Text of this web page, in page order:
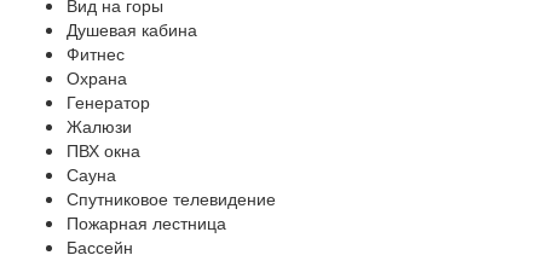
Вид на горы
Душевая кабина
Фитнес
Охрана
Генератор
Жалюзи
ПВХ окна
Сауна
Спутниковое телевидение
Пожарная лестница
Бассейн